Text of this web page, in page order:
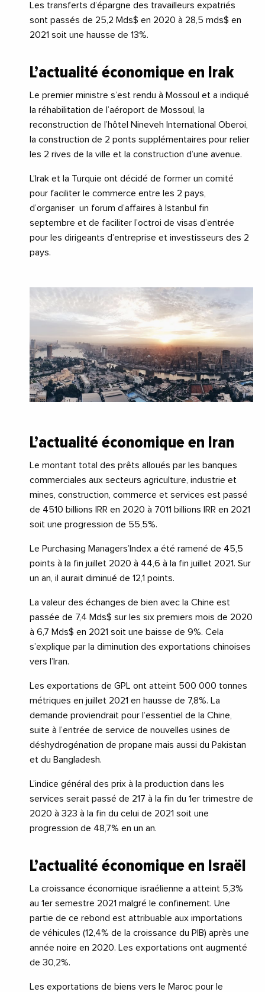
Les transferts d’épargne des travailleurs expatriés
sont passés de 25,2 Mds$ en 2020 à 28,5 mds$ en
2021 soit une hausse de 13%.
L’actualité économique en Irak
Le premier ministre s’est rendu à Mossoul et a indiqué
la réhabilitation de l’aéroport de Mossoul, la
reconstruction de l’hôtel Nineveh International Oberoi,
la construction de 2 ponts supplémentaires pour relier
les 2 rives de la ville et la construction d’une avenue.
L’Irak et la Turquie ont décidé de former un comité
pour faciliter le commerce entre les 2 pays,
d’organiser un forum d’affaires à Istanbul fin
septembre et de faciliter l’octroi de visas d’entrée
pour les dirigeants d’entreprise et investisseurs des 2
pays.
L’actualité économique en Iran
Le montant total des prêts alloués par les banques
commerciales aux secteurs agriculture, industrie et
mines, construction, commerce et services est passé
de 4510 billions IRR en 2020 à 7011 billions IRR en 2021
soit une progression de 55,5%.
Le Purchasing Managers’Index a été ramené de 45,5
points à la fin juillet 2020 à 44,6 à la fin juillet 2021. Sur
un an, il aurait diminué de 12,1 points.
La valeur des échanges de bien avec la Chine est
passée de 7,4 Mds$ sur les six premiers mois de 2020
à 6,7 Mds$ en 2021 soit une baisse de 9%. Cela
s’explique par la diminution des exportations chinoises
vers l’Iran.
Les exportations de GPL ont atteint 500 000 tonnes
métriques en juillet 2021 en hausse de 7,8%. La
demande proviendrait pour l’essentiel de la Chine,
suite à l’entrée de service de nouvelles usines de
déshydrogénation de propane mais aussi du Pakistan
et du Bangladesh.
L’indice général des prix à la production dans les
services serait passé de 217 à la fin du 1er trimestre de
2020 à 323 à la fin du celui de 2021 soit une
progression de 48,7% en un an.
L’actualité économique en Israël
La croissance économique israélienne a atteint 5,3%
au 1er semestre 2021 malgré le confinement. Une
partie de ce rebond est attribuable aux importations
de véhicules (12,4% de la croissance du PIB) après une
année noire en 2020. Les exportations ont augmenté
de 30,2%.
Les exportations de biens vers le Maroc pour le